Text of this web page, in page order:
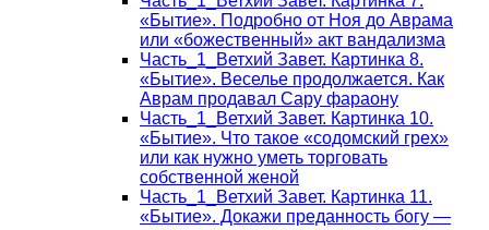
«Бытие». Подробно от Ноя до Аврама
или «божественный» акт вандализма
Часть_1_Ветхий Завет. Картинка 8.
«Бытие». Веселье продолжается. Как
Аврам продавал Сару фараону
Часть_1_Ветхий Завет. Картинка 10.
«Бытие». Что такое «содомский грех»
или как нужно уметь торговать
собственной женой
Часть_1_Ветхий Завет. Картинка 11.
«Бытие». Докажи преданность богу —